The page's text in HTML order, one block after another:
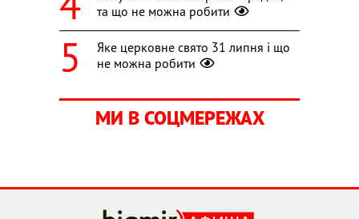
та що не можна робити
Яке церковне свято 31 липня і що
не можна робити
МИ В СОЦМЕРЕЖАХ